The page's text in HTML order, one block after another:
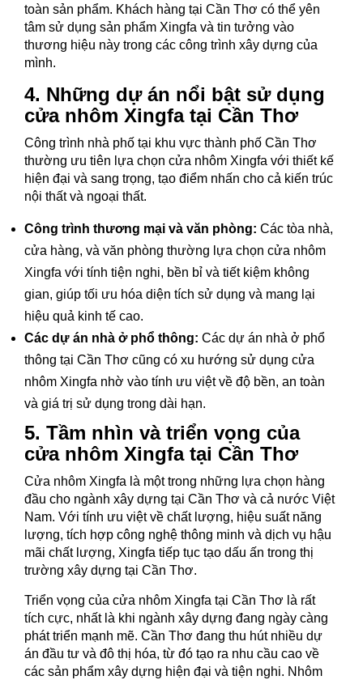
toàn sản phẩm. Khách hàng tại Cần Thơ có thể yên
tâm sử dụng sản phẩm Xingfa và tin tưởng vào
thương hiệu này trong các công trình xây dựng của
mình.
4. Những dự án nổi bật sử dụng
cửa nhôm Xingfa tại Cần Thơ
Công trình nhà phố tại khu vực thành phố Cần Thơ
thường ưu tiên lựa chọn cửa nhôm Xingfa với thiết kế
hiện đại và sang trọng, tạo điểm nhấn cho cả kiến trúc
nội thất và ngoại thất.
Công trình thương mại và văn phòng: Các tòa nhà,
cửa hàng, và văn phòng thường lựa chọn cửa nhôm
Xingfa với tính tiện nghi, bền bỉ và tiết kiệm không
gian, giúp tối ưu hóa diện tích sử dụng và mang lại
hiệu quả kinh tế cao.
Các dự án nhà ở phổ thông: Các dự án nhà ở phổ
thông tại Cần Thơ cũng có xu hướng sử dụng cửa
nhôm Xingfa nhờ vào tính ưu việt về độ bền, an toàn
và giá trị sử dụng trong dài hạn.
5. Tầm nhìn và triển vọng của
cửa nhôm Xingfa tại Cần Thơ
Cửa nhôm Xingfa là một trong những lựa chọn hàng
đầu cho ngành xây dựng tại Cần Thơ và cả nước Việt
Nam. Với tính ưu việt về chất lượng, hiệu suất năng
lượng, tích hợp công nghệ thông minh và dịch vụ hậu
mãi chất lượng, Xingfa tiếp tục tạo dấu ấn trong thị
trường xây dựng tại Cần Thơ.
Triển vọng của cửa nhôm Xingfa tại Cần Thơ là rất
tích cực, nhất là khi ngành xây dựng đang ngày càng
phát triển mạnh mẽ. Cần Thơ đang thu hút nhiều dự
án đầu tư và đô thị hóa, từ đó tạo ra nhu cầu cao về
các sản phẩm xây dựng hiện đại và tiện nghi. Nhôm